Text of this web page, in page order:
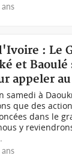
: Le
et Baoulé
appeler
samedi à
que des
dans le
y